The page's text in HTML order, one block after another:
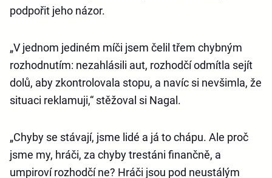
podpořit jeho názor.
„V jednom jediném míči jsem čelil třem chybným
rozhodnutím: nezahlásili aut, rozhodčí odmítla sejít
dolů, aby zkontrolovala stopu, a navíc si nevšimla, že
situaci reklamuji,“ stěžoval si Nagal.
„Chyby se stávají, jsme lidé a já to chápu. Ale proč
jsme my, hráči, za chyby trestáni finančně, a
umpiroví rozhodčí ne? Hráči jsou pod neustálým